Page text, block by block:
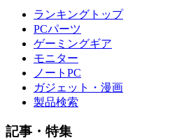
ランキングトップ
PCパーツ
ゲーミングギア
モニター
ノートPC
ガジェット・漫画
製品検索
記事・特集